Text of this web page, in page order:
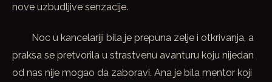
nove uzbudljive senzacije.
Noc u kancelariji bila je prepuna zelje i otkrivanja, a
praksa se pretvorila u strastvenu avanturu koju nijedan
od nas nije mogao da zaboravi. Ana je bila mentor koji